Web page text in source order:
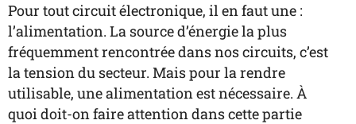
Pour tout circuit électronique, il en faut une :
l’alimentation. La source d’énergie la plus
fréquemment rencontrée dans nos circuits, c’est
la tension du secteur. Mais pour la rendre
utilisable, une alimentation est nécessaire. À
quoi doit-on faire attention dans cette partie